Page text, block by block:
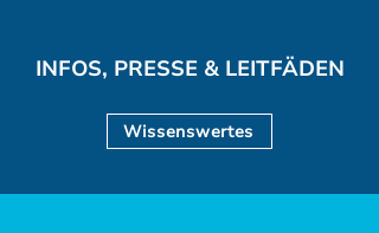
INFOS, PRESSE & LEITFÄDEN
Wissenswertes